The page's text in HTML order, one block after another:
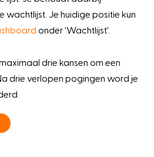
wachtlijst. Je huidige positie kun
onder 'Wachtlijst'.
drie kansen om een
drie verlopen pogingen word je